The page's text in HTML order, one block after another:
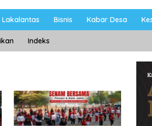
Lakalantas Bisnis Kabar Desa
Indeks